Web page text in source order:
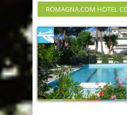
ROMAGNA.COM HOTEL